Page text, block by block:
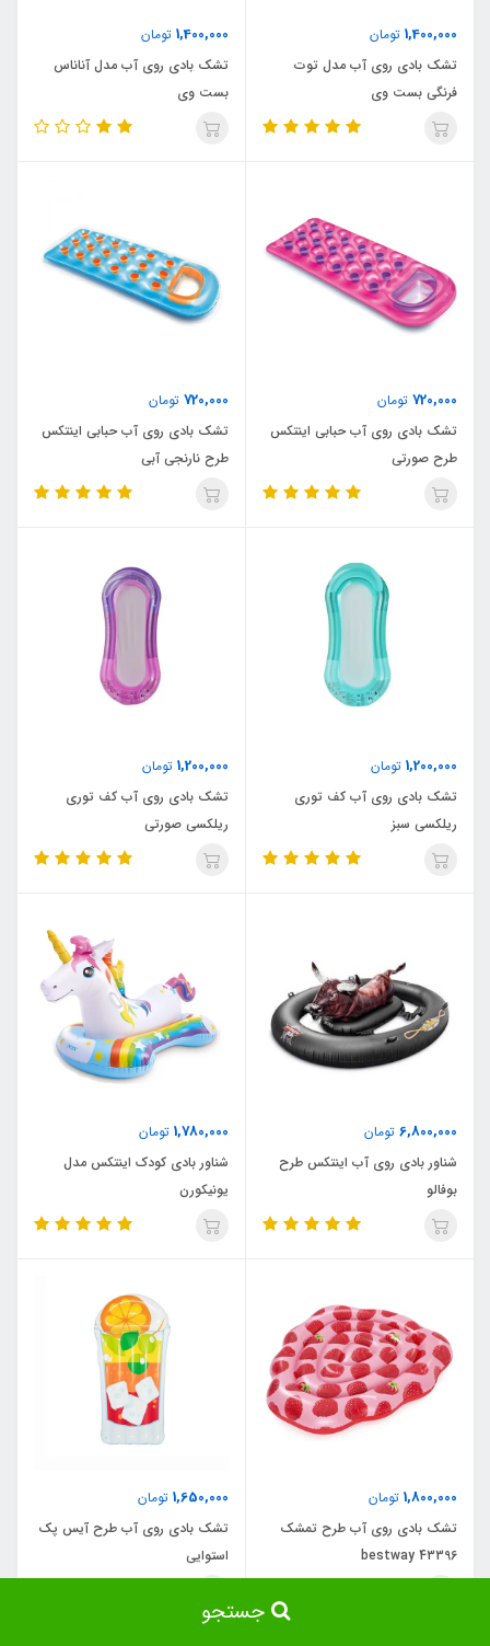
1,400,000 تومان
تشک بادی روی آب مدل توت
فرنگی بست وی
1,400,000 تومان
تشک بادی روی آب مدل آناناس
بست وی
720,000 تومان
تشک بادی روی آب حبابی اینتکس
طرح صورتی
720,000 تومان
تشک بادی روی آب حبابی اینتکس
طرح نارنجی آبی
1,200,000 تومان
تشک بادی روی آب کف توری
ریلکسی سبز
1,200,000 تومان
تشک بادی روی آب کف توری
ریلکسی صورتی
6,800,000 تومان
شناور بادی روی آب اینتکس طرح
بوفالو
1,780,000 تومان
شناور بادی کودک اینتکس مدل
یونیکورن
1,800,000 تومان
تشک بادی روی آب طرح تمشک
bestway 43396
1,650,000 تومان
تشک بادی روی آب طرح آیس پک
استوایی
جستجو